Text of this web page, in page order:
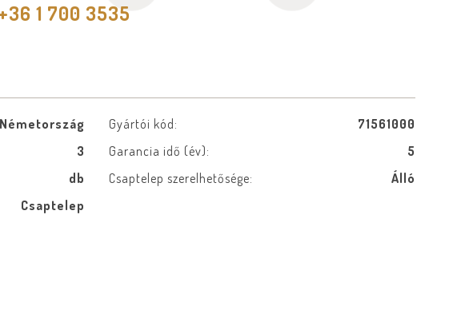
+36 1 700 3535
Németország Gyártói kód:
71561000
3 Garancia idő (év):
5
db Csaptelep szerelhetősége:
Álló
Csaptelep